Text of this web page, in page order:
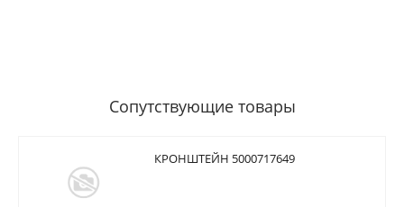
Сопутствующие товары
КРОНШТЕЙН 5000717649